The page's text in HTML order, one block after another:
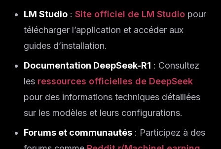
LM Studio : Site officiel de LM Studio pour
télécharger l’application et accéder aux
guides d’installation.
Documentation DeepSeek-R1 : Consultez
les ressources officielles de DeepSeek
pour des informations techniques détaillées
sur les modèles et leurs configurations.
Forums et communautés : Participez à des